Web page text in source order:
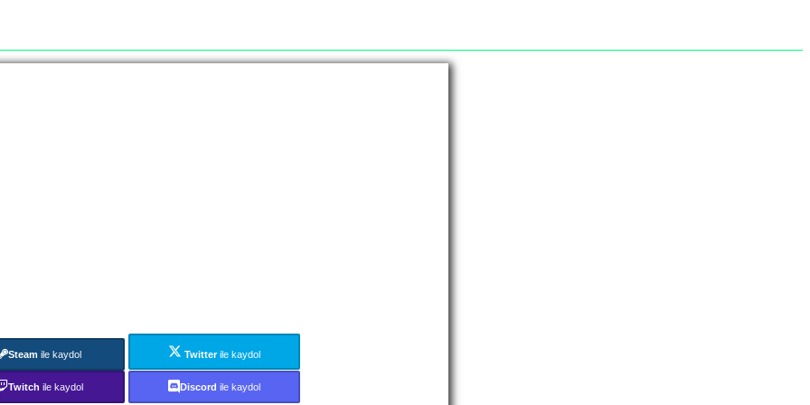
Steam ile kaydol Twitterile kaydol
Twitch ile kaydol Discord ile kaydol